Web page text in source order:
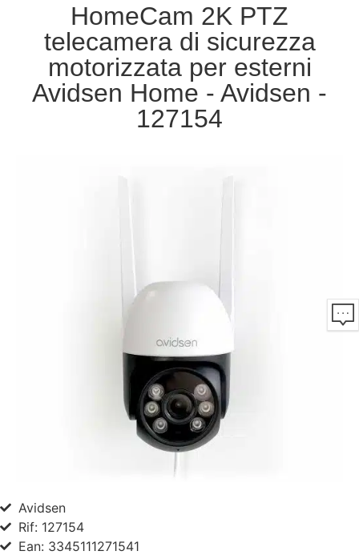
HomeCam 2K PTZ
telecamera di sicurezza
motorizzata per esterni
Avidsen Home - Avidsen -
127154
Avidsen
Rif: 127154
Ean: 3345111271541